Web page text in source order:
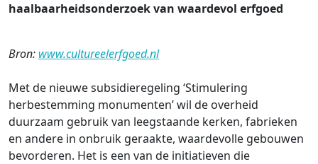
haalbaarheidsonderzoek van waardevol erfgoed
Bron: www.cultureelerfgoed.nl
Met de nieuwe subsidieregeling ‘Stimulering
herbestemming monumenten’ wil de overheid
duurzaam gebruik van leegstaande kerken, fabrieken
en andere in onbruik geraakte, waardevolle gebouwen
bevorderen. Het is een van de initiatieven die